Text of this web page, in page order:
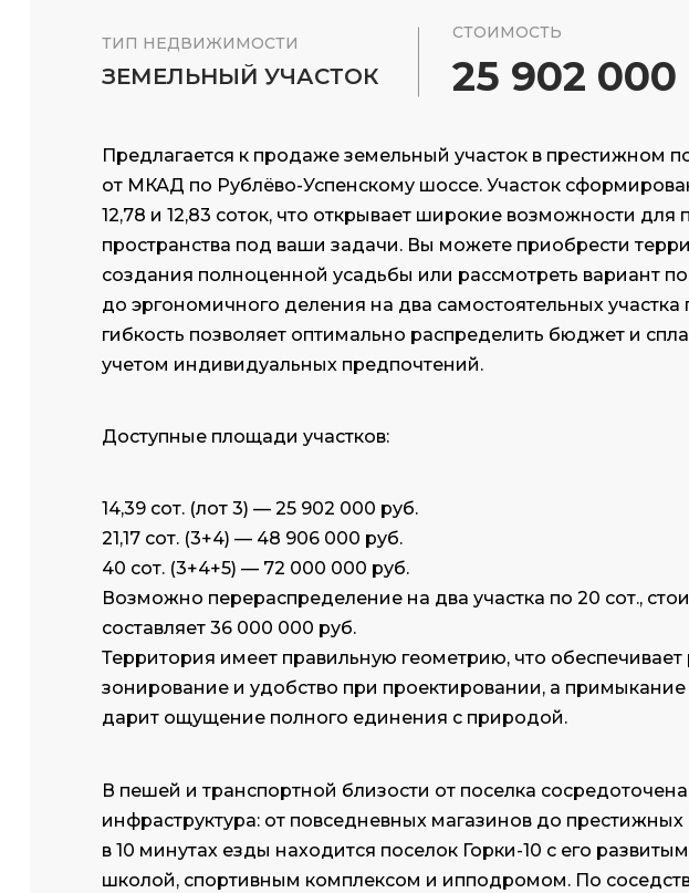
ТИП НЕДВИЖИМОСТИ
ЗЕМЕЛЬНЫЙ УЧАСТОК
СТОИМОСТЬ
25 902
Предлагается к продаже земельный участок в престижном
от МКАД по Рублёво-Успенскому шоссе. Участок
12,78 и 12,83 соток, что открывает широкие возможности для
пространства под ваши задачи. Вы можете приобрести
создания полноценной усадьбы или рассмотреть вариант
до эргономичного деления на два самостоятельных участка
гибкость позволяет оптимально распределить бюджет и
учетом индивидуальных предпочтений.
Доступные площади участков:
14,39 сот. (лот 3) — 25 902 000 руб.
21,17 сот. (3+4) — 48 906 000 руб.
40 сот. (3+4+5) — 72 000 000 руб.
Возможно перераспределение на два участка по 20 сот.,
составляет 36 000 000 руб.
Территория имеет правильную геометрию, что
зонирование и удобство при проектировании, а примыкание
дарит ощущение полного единения с природой.
В пешей и транспортной близости от поселка
инфраструктура: от повседневных магазинов до престижных
в 10 минутах езды находится поселок Горки-10 с его
школой, спортивным комплексом и ипподромом. По